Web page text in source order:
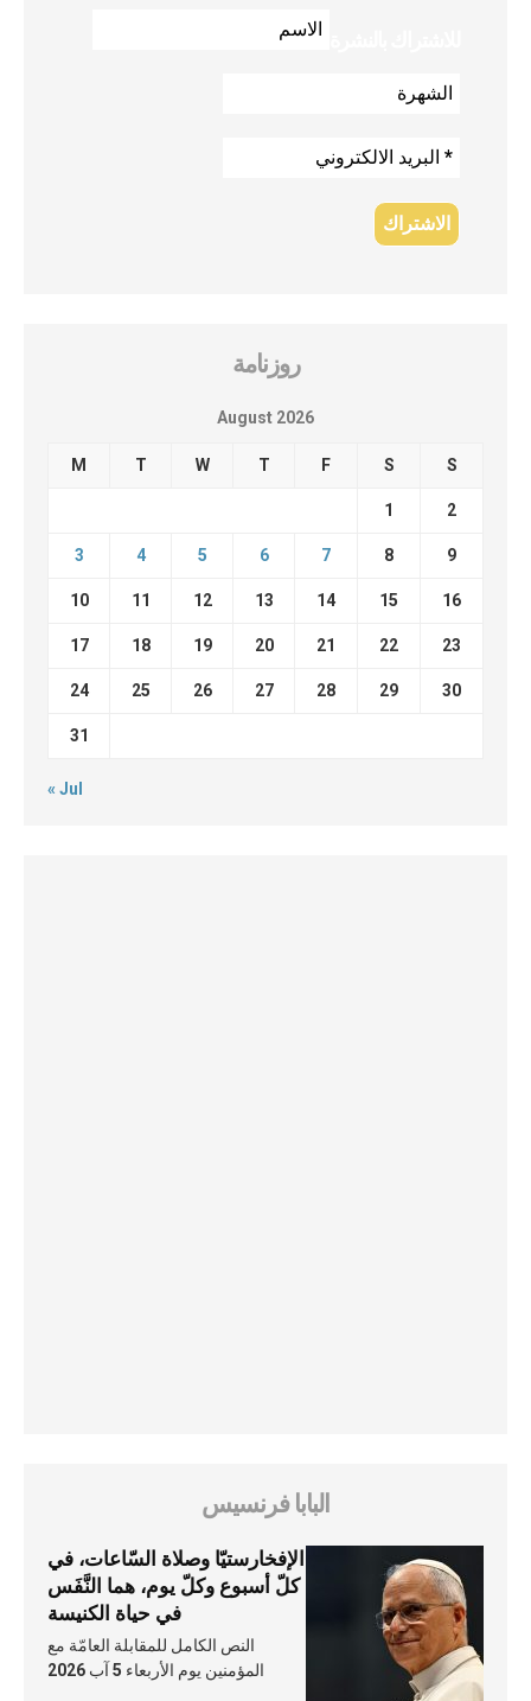
روزنامة
August 2026
M T W T F S S
1 2
3 4 5 6 7 8 9
10 11 12 13 14 15 16
17 18 19 20 21 22 23
24 25 26 27 28 29 30
31
« Jul
البابا فرنسيس
الإفخارستيّا وصلاة السّاعات، في
كلّ أسبوع وكلّ يوم، هما النَّفَس
في حياة الكنيسة
النص الكامل للمقابلة العامّة مع
المؤمنين يوم الأربعاء 5 آب 2026